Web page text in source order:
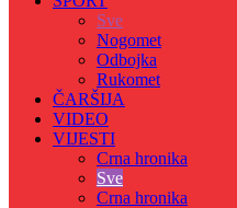
Sve
Nogomet
Odbojka
Rukomet
ČARŠIJA
VIDEO
VIJESTI
Crna hronika
Sve
Crna hronika